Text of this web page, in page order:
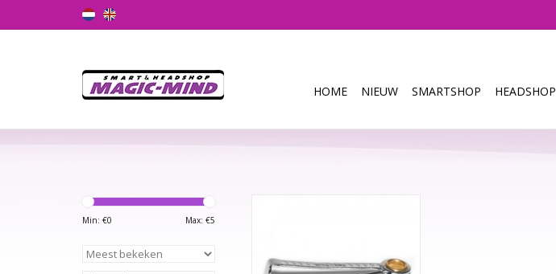
HOME NIEUW SMARTSHOP HEADSHOP
Min: €0 Max: €5
gemakkelijk opbergen in een etui.